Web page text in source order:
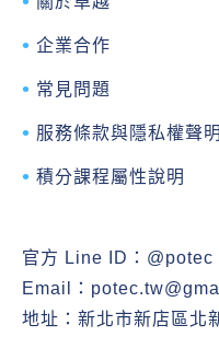
企業合作
常見問題
服務條款與隱私權聲明
積分課程屬性說明
官方 Line ID： @potec
Email：
地址：新北市新店區北